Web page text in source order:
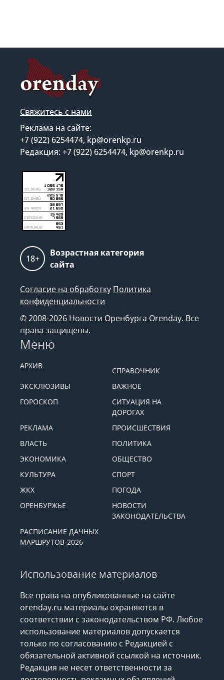
Свяжитесь с нами
Реклама на сайте:
+7 (922) 6254474, kp@orenkp.ru
Редакция: +7 (922) 6254474, kp@orenkp.ru
18+
Возрастная категория
сайта
Согласие на обработку Политика
конфиденциальности
© 2008-2026 Новости Оренбурга Orenday. Все
права защищены.
Меню
АРХИВ
СПРАВОЧНИК
ЭКСКЛЮЗИВЫ
ВАЖНОЕ
ГОРОСКОП
СИТУАЦИЯ НА
ДОРОГАХ
РЕКЛАМА
ПРОИСШЕСТВИЯ
ВЛАСТЬ
ПОЛИТИКА
ЭКОНОМИКА
ОБЩЕСТВО
КУЛЬТУРА
СПОРТ
ЖКХ
ПОГОДА
ОРЕНБУРЖЬЕ
НОВОСТИ
ЗАКОНОДАТЕЛЬСТВА
РАСПИСАНИЕ ДАЧНЫХ
МАРШРУТОВ-2026
Использование материалов
Все права на опубликованные на сайте
orenday.ru материалы охраняются в
соответствии с законодательством РФ. Любое
использование материалов допускается
только по согласованию с Редакцией с
обязательной активной ссылкой на источник.
Редакция не несет ответственности за